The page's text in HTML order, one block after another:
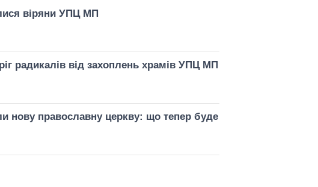
віряни УПЦ МП
радикалів від захоплень храмів УПЦ МП
нову православну церкву: що тепер буде